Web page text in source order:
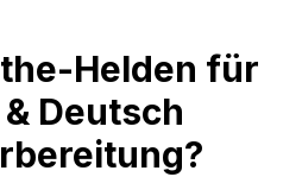
Helden für
Deutsch